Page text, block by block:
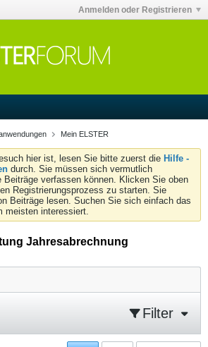
Anmelden oder Registrieren
Mein ELSTER
hier ist, lesen Sie bitte zuerst die Hilfe -
durch. Sie müssen sich vermutlich
Beiträge verfassen können. Klicken Sie oben
Registrierungsprozess zu starten. Sie
Beiträge lesen. Suchen Sie sich einfach das
meisten interessiert.
Jahresabrechnung
Filter